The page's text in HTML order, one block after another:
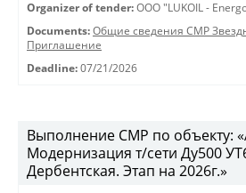
Organizer of tender: OOO "LUKOIL -
Documents: Общие сведения СМР
Приглашение
Deadline: 07/21/2026
Выполнение СМР по объекту:
Модернизация т/сети Ду500
Дербентская. Этап на 2026г.»